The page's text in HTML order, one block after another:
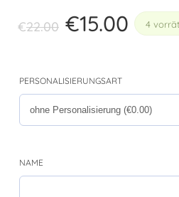
€22.00 €15.00 4
PERSONALISIERUNGSART
NAME